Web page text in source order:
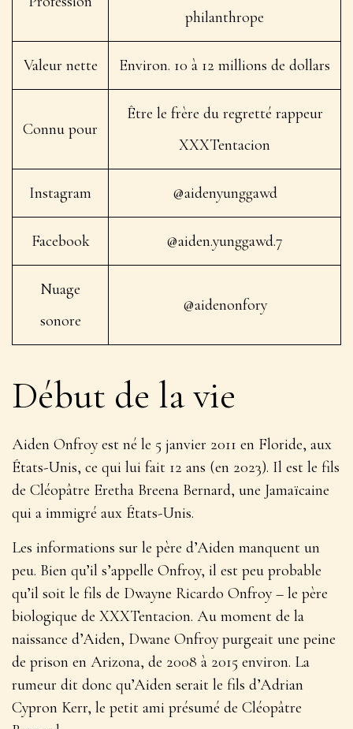
philanthrope
Valeur nette Environ. 10 à 12 millions de dollars
Connu pour
Être le frère du regretté rappeur
XXXTentacion
Instagram @aidenyunggawd
Facebook @aiden.yunggawd.7
Nuage
sonore
@aidenonfory
Début de la vie
Aiden Onfroy est né le 5 janvier 2011 en Floride, aux
États-Unis, ce qui lui fait 12 ans (en 2023). Il est le fils
de Cléopâtre Eretha Breena Bernard, une Jamaïcaine
qui a immigré aux États-Unis.
Les informations sur le père d’Aiden manquent un
peu. Bien qu’il s’appelle Onfroy, il est peu probable
qu’il soit le fils de Dwayne Ricardo Onfroy – le père
biologique de XXXTentacion. Au moment de la
naissance d’Aiden, Dwane Onfroy purgeait une peine
de prison en Arizona, de 2008 à 2015 environ. La
rumeur dit donc qu’Aiden serait le fils d’Adrian
Cypron Kerr, le petit ami présumé de Cléopâtre